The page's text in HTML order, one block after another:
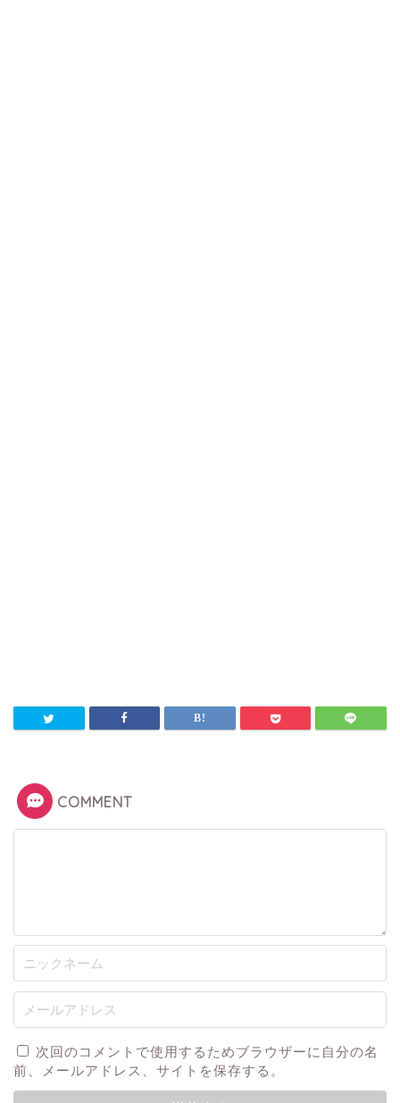
COMMENT
次回のコメントで使用するためブラウザーに自分の名
前、メールアドレス、サイトを保存する。